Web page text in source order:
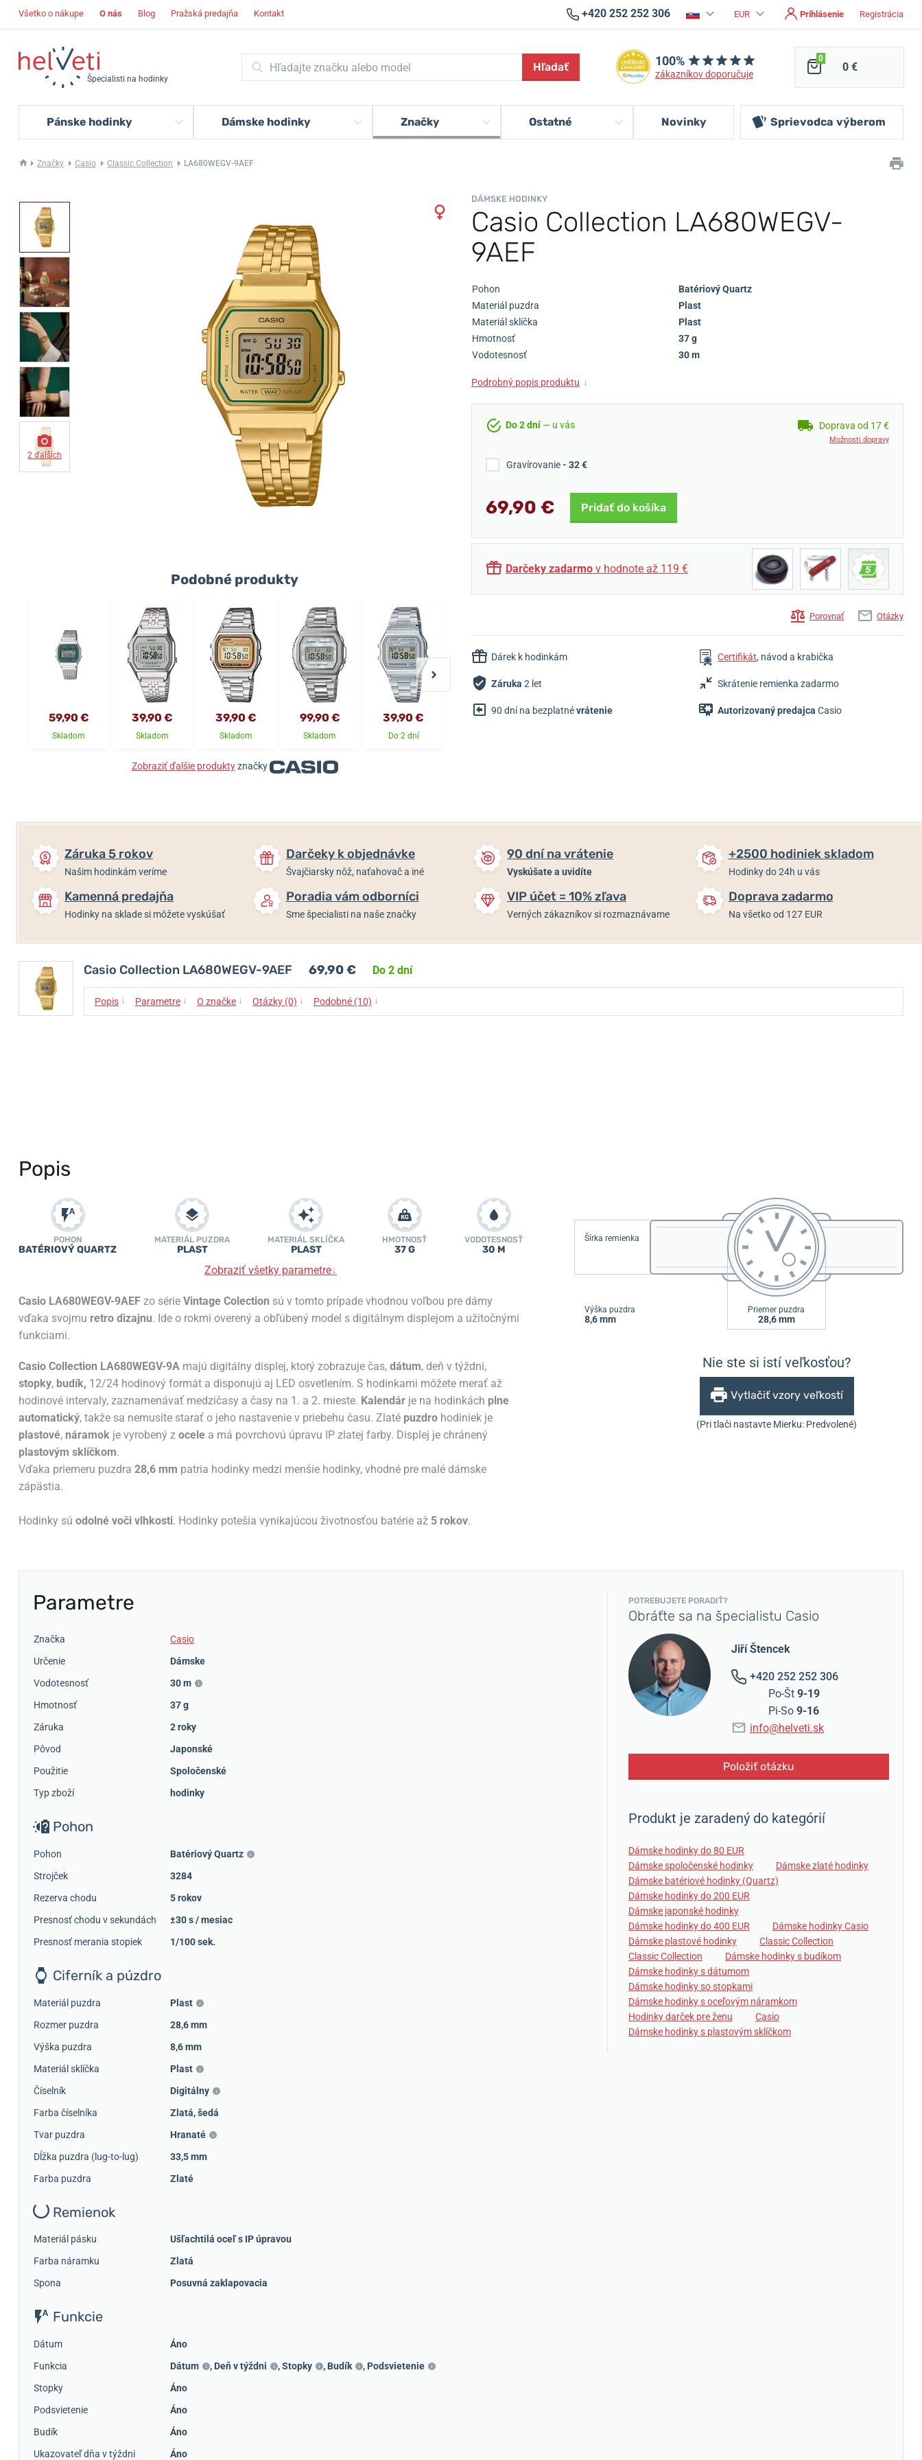
Všetko o nákupe O nás Blog Pražská predajňa Kontakt +420 252 252 306 EUR Prihlásenie Registrácia
Špecialisti na hodinky
Hľadať 100%
zákazníkov doporučuje
0
0 €
Pánske hodinky Dámske hodinky Značky Ostatné Novinky Sprievodca výberom
Značky Casio Classic Collection LA680WEGV-9AEF
DÁMSKE HODINKY
Casio Collection LA680WEGV-
9AEF
2 ďalších
Pohon
Batériový Quartz
Materiál puzdra
Plast
Materiál sklíčka
Plast
Hmotnosť
37 g
Vodotesnosť
30 m
Podrobný popis produktu ↓
Do 2 dní— u vás Doprava od 17 €
Možnosti dopravy
Gravírovanie- 32 €
69,90 € Pridať do košíka
Darčeky zadarmo v hodnote až 119 €
Porovnať Otázky
Dárek k hodinkám Certifikát, návod a krabička
Záruka 2 let Skrátenie remienka zadarmo
90 dní na bezplatnévrátenie Autorizovaný predajca Casio
Podobné produkty
59,90 €
Skladom
39,90 €
Skladom
39,90 €
Skladom
99,90 €
Skladom
39,90 €
Do 2 dní
39,90 € 59,90 € 39,90 € 49,90 €
Zobraziť ďalšie produktyznačky
Záruka 5 rokov
Našim hodinkám veríme
Darčeky k objednávke
Švajčiarsky nôž, naťahovač a iné
90 dní na vrátenie
Vyskúšate a uvidíte
+2500 hodiniek skladom
Hodinky do 24h u vás
Kamenná predajňa
Hodinky na sklade si môžete vyskúšať
Poradia vám odborníci
Sme špecialisti na naše značky
VIP účet = 10% zľava
Verných zákazníkov si rozmaznávame
Doprava zadarmo
Na všetko od 127 EUR
Casio Collection LA680WEGV-9AEF 69,90 € Do 2 dní
Popis ↓ Parametre ↓ O značke ↓ Otázky (0) ↓ Podobné (10) ↓
Popis
POHON
BATÉRIOVÝ QUARTZ
MATERIÁL PUZDRA
PLAST
MATERIÁL SKLÍČKA
PLAST
HMOTNOSŤ
37 G
VODOTESNOSŤ
30 M
Zobraziť všetky parametre↓
Casio LA680WEGV-9AEF zo série Vintage Colection sú v tomto prípade vhodnou voľbou pre dámy
vďaka svojmu retro dizajnu. Ide o rokmi overený a obľúbený model s digitálnym displejom a užitočnými
funkciami.
Casio Collection LA680WEGV-9A majú digitálny displej, ktorý zobrazuje čas, dátum, deň v týždni,
stopky, budík, 12/24 hodinový formát a disponujú aj LED osvetlením. S hodinkami môžete merať až
hodinové intervaly, zaznamenávať medzičasy a časy na 1. a 2. mieste. Kalendár je na hodinkách plne
automatický, takže sa nemusíte starať o jeho nastavenie v priebehu času. Zlaté puzdro hodiniek je
plastové, náramok je vyrobený z ocele a má povrchovú úpravu IP zlatej farby. Displej je chránený
plastovým sklíčkom.
Vďaka priemeru puzdra 28,6 mm patria hodinky medzi menšie hodinky, vhodné pre malé dámske
zápästia.
Hodinky sú odolné voči vlhkosti. Hodinky potešia vynikajúcou životnosťou batérie až 5 rokov.
Šírka remienka
Výška puzdra
8,6 mm
Priemer puzdra
28,6 mm
Nie ste si istí veľkosťou?
Vytlačiť vzory veľkostí
(Pri tlači nastavte Mierku: Predvolené)
Parametre
Značka
Casio
Určenie
Dámske
Vodotesnosť
30 m
Hmotnosť
37 g
Záruka
2 roky
Pôvod
Japonské
Použitie
Spoločenské
Typ zboží
hodinky
Pohon
Pohon
Batériový Quartz
Strojček
3284
Rezerva chodu
5 rokov
Presnosť chodu v sekundách
±30 s / mesiac
Presnosť merania stopiek
1/100 sek.
Ciferník a púzdro
Materiál puzdra
Plast
Rozmer puzdra
28,6 mm
Výška puzdra
8,6 mm
Materiál sklíčka
Plast
Číselník
Digitálny
Farba číselníka
Zlatá, šedá
Tvar puzdra
Hranaté
Dĺžka puzdra (lug-to-lug)
33,5 mm
Farba puzdra
Zlaté
Remienok
Materiál pásku
Ušľachtilá oceľ s IP úpravou
Farba náramku
Zlatá
Spona
Posuvná zaklapovacia
Funkcie
Dátum
Áno
Funkcia
Dátum , Deň v týždni ,Stopky , Budík , Podsvietenie
Stopky
Áno
Podsvietenie
Áno
Budík
Áno
Ukazovateľ dňa v týždni
Áno
POTREBUJETE PORADIŤ?
Obráťte sa na špecialistu Casio
Jiří Štencek
+420 252 252 306
Po-Št 9-19
Pi-So 9-16
info@helveti.sk
Položiť otázku
Produkt je zaradený do kategórií
Dámske hodinky do 80 EUR
Dámske spoločenské hodinky
Dámske zlaté hodinky
Dámske batériové hodinky (Quartz)
Dámske hodinky do 200 EUR
Dámske japonské hodinky
Dámske hodinky do 400 EUR
Dámske hodinky Casio
Dámske plastové hodinky
Classic Collection
Classic Collection
Dámske hodinky s budíkom
Dámske hodinky s dátumom
Dámske hodinky so stopkami
Dámske hodinky s oceľovým náramkom
Hodinky darček pre ženu
Casio
Dámske hodinky s plastovým sklíčkom